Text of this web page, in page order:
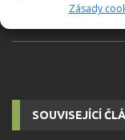
Zásady
SOUVISEJÍCÍ